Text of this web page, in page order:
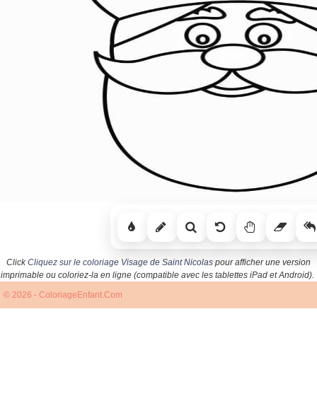
ClickCliquez sur le coloriage Visage de Saint Nicolas pour afficher une version
imprimable ou coloriez-la en ligne (compatible avec les tablettes iPad et Android).
© 2026 - ColoriageEnfant.Com